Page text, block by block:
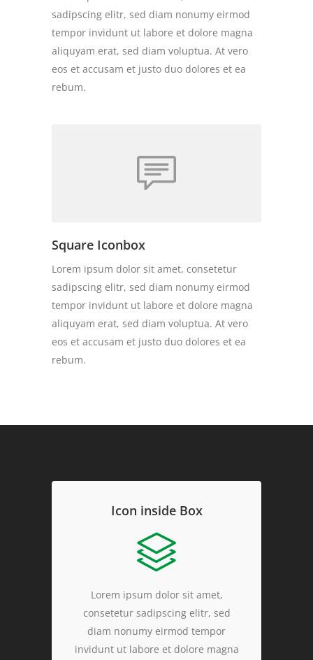
sadipscing elitr, sed diam nonumy eirmod
tempor invidunt ut labore et dolore magna
aliquyam erat, sed diam voluptua. At vero
eos et accusam et justo duo dolores et ea
rebum.
Square Iconbox
Lorem ipsum dolor sit amet, consetetur
sadipscing elitr, sed diam nonumy eirmod
tempor invidunt ut labore et dolore magna
aliquyam erat, sed diam voluptua. At vero
eos et accusam et justo duo dolores et ea
rebum.
Icon inside Box
Lorem ipsum dolor sit amet,
consetetur sadipscing elitr, sed
diam nonumy eirmod tempor
invidunt ut labore et dolore magna